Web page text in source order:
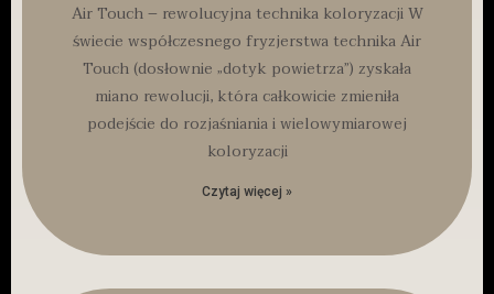
Air Touch – rewolucyjna technika koloryzacji W
świecie współczesnego fryzjerstwa technika Air
Touch (dosłownie „dotyk powietrza”) zyskała
miano rewolucji, która całkowicie zmieniła
podejście do rozjaśniania i wielowymiarowej
koloryzacji
Czytaj więcej »